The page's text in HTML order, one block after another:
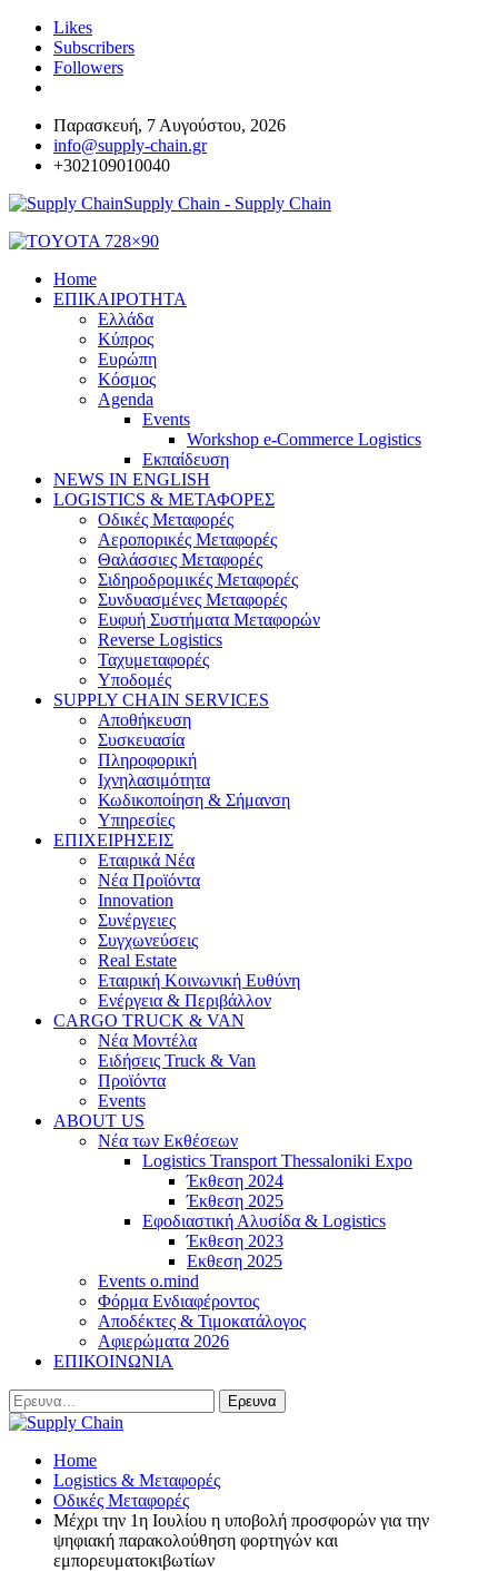
Likes
Subscribers
Followers
Παρασκευή, 7 Αυγούστου, 2026
info@supply-chain.gr
+302109010040
Supply Chain - Supply Chain
Home
ΕΠΙΚΑΙΡΟΤΗΤΑ
Ελλάδα
Κύπρος
Ευρώπη
Κόσμος
Agenda
Events
Workshop e-Commerce Logistics
Εκπαίδευση
NEWS IN ENGLISH
LOGISTICS & ΜΕΤΑΦΟΡΕΣ
Οδικές Μεταφορές
Αεροπορικές Μεταφορές
Θαλάσσιες Μεταφορές
Σιδηροδρομικές Μεταφορές
Συνδυασμένες Μεταφορές
Ευφυή Συστήματα Μεταφορών
Reverse Logistics
Ταχυμεταφορές
Υποδομές
SUPPLY CHAIN SERVICES
Αποθήκευση
Συσκευασία
Πληροφορική
Ιχνηλασιμότητα
Κωδικοποίηση & Σήμανση
Υπηρεσίες
ΕΠΙΧΕΙΡΗΣΕΙΣ
Εταιρικά Νέα
Νέα Προϊόντα
Innovation
Συνέργειες
Συγχωνεύσεις
Real Estate
Εταιρική Κοινωνική Ευθύνη
Ενέργεια & Περιβάλλον
CARGO TRUCK & VAN
Νέα Μοντέλα
Ειδήσεις Truck & Van
Προϊόντα
Events
ABOUT US
Νέα των Εκθέσεων
Logistics Transport Thessaloniki Expo
Έκθεση 2024
Έκθεση 2025
Εφοδιαστική Αλυσίδα & Logistics
Έκθεση 2023
Εκθεση 2025
Events o.mind
Φόρμα Ενδιαφέροντος
Αποδέκτες & Τιμοκατάλογος
Αφιερώματα 2026
ΕΠΙΚΟΙΝΩΝΙΑ
Home
Logistics & Μεταφορές
Οδικές Μεταφορές
Μέχρι την 1η Ιουλίου η υποβολή προσφορών για την
ψηφιακή παρακολούθηση φορτηγών και
εμπορευματοκιβωτίων